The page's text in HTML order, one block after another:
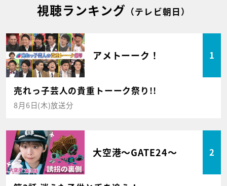
視聴ランキング （テレビ朝日）
アメトーーク！ 1
売れっ子芸人の貴重トーーク祭り!!
8月6日(木)放送分
大空港～GATE24～ 2